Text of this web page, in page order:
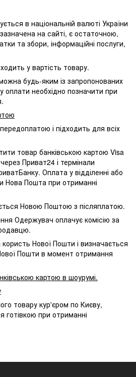
в національній валюті України
на сайті, є остаточною,
та збори, інформаційні послуги,
у вартість товару.
будь-яким із запропонованих
необхідно позначити при
і підходить для всіх
товар банківською картою Visa
Приват24 і термінали
Оплата у відділенні або
Нова Пошта при отриманні
Новою Поштою з післяплатою.
Одержувач оплачує комісію за
користь Нової Пошти і визначається
Пошти в момент отримання
картою в шоурумі.
товару кур'єром по Києву,
готівкою при отриманні